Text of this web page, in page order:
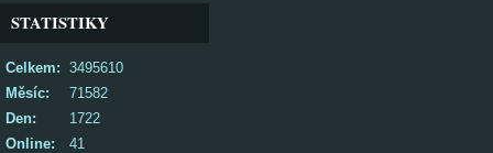
STATISTIKY
Online: 41
Celkem: 3495610
Měsíc:
71582
Den:
1722